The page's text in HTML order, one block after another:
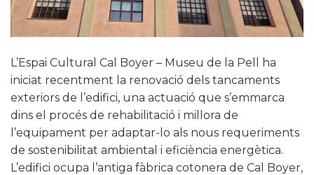
L’Espai Cultural Cal Boyer – Museu de la Pell ha
iniciat recentment la renovació dels tancaments
exteriors de l’edifici, una actuació que s’emmarca
dins el procés de rehabilitació i millora de
l’equipament per adaptar-lo als nous requeriments
de sostenibilitat ambiental i eficiència energètica.
L’edifici ocupa l’antiga fàbrica cotonera de Cal Boyer,